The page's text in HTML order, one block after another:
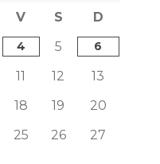
V S
D
4 5 6
11 12
13
18 19
20
25 26
27